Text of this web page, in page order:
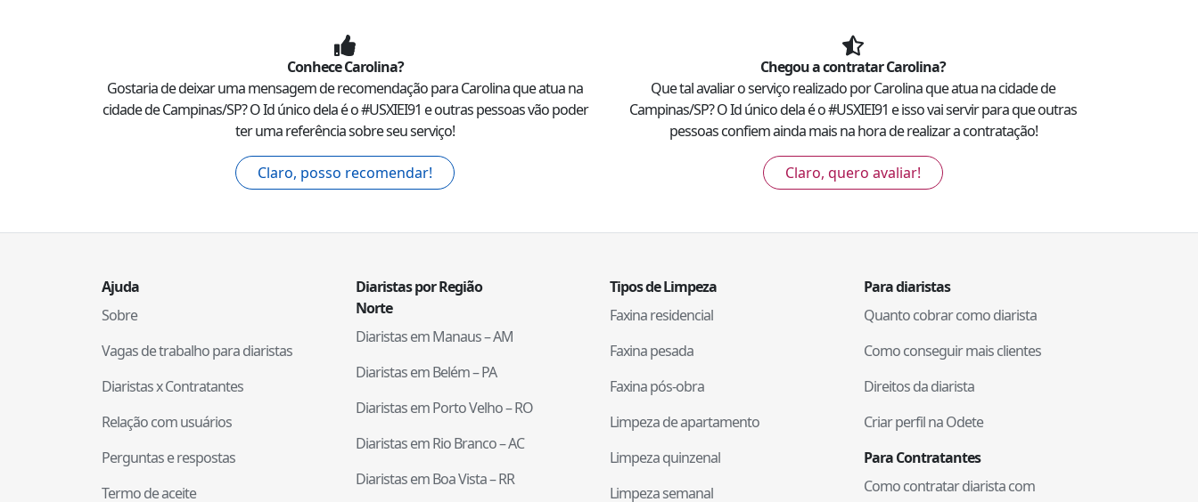
ConheceCarolina?
Gostaria de deixar uma mensagem de recomendação paraCarolinaque atua na
cidade deCampinas/SP? O Id único dela é o #USXIEI91 e outras pessoas vão poder
ter uma referência sobre seu serviço!
Claro, posso recomendar!
Chegou a contratarCarolina?
Que tal avaliar o serviço realizado porCarolinaque atua na cidade de
Campinas/SP? O Id único dela é o #USXIEI91 e isso vai servir para que outras
pessoas confiem ainda mais na hora de realizar a contratação!
Claro, quero avaliar!
Ajuda
Sobre
Vagas de trabalho para diaristas
Diaristas x Contratantes
Relação com usuários
Perguntas e respostas
Termo de aceite
Diaristas por Região
Norte
Diaristas emManaus–AM
Diaristas emBelém–PA
Diaristas emPorto Velho–RO
Diaristas emRio Branco–AC
Diaristas emBoa Vista–RR
Tipos de Limpeza
Faxina residencial
Faxina pesada
Faxina pós-obra
Limpeza de apartamento
Limpeza quinzenal
Limpeza semanal
Para diaristas
Quanto cobrar como diarista
Como conseguir mais clientes
Direitos da diarista
Criar perfil na Odete
Para Contratantes
Como contratar diarista com